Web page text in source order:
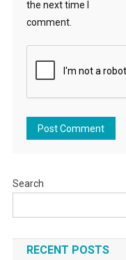
the next time I
comment.
Search
RECENT POSTS